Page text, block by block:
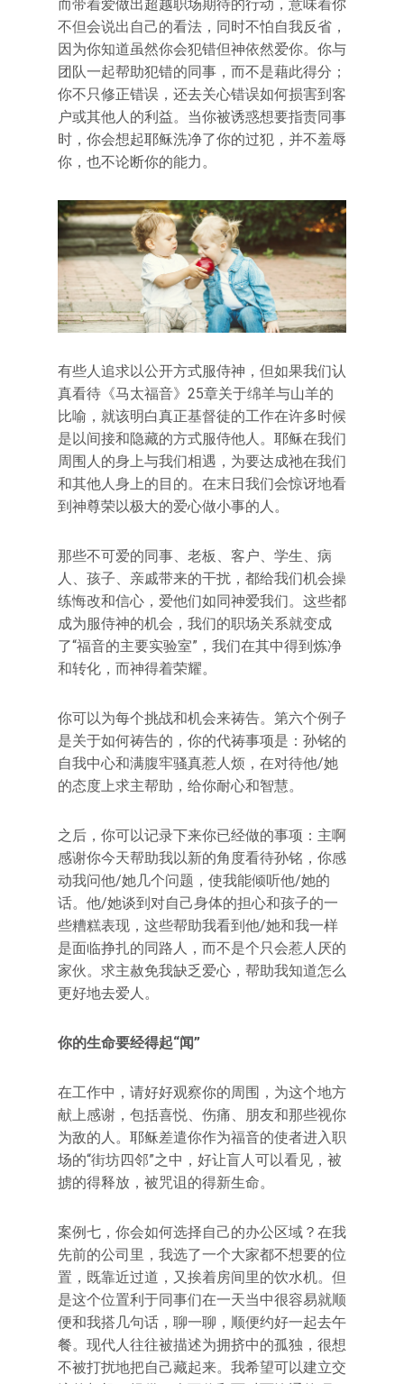
而带着爱做出超越职场期待的行动，意味着你
不但会说出自己的看法，同时不怕自我反省，
因为你知道虽然你会犯错但神依然爱你。你与
团队一起帮助犯错的同事，而不是藉此得分；
你不只修正错误，还去关心错误如何损害到客
户或其他人的利益。当你被诱惑想要指责同事
时，你会想起耶稣洗净了你的过犯，并不羞辱
你，也不论断你的能力。
有些人追求以公开方式服侍神，但如果我们认
真看待《马太福音》25章关于绵羊与山羊的
比喻，就该明白真正基督徒的工作在许多时候
是以间接和隐藏的方式服侍他人。耶稣在我们
周围人的身上与我们相遇，为要达成祂在我们
和其他人身上的目的。在末日我们会惊讶地看
到神尊荣以极大的爱心做小事的人。
那些不可爱的同事、老板、客户、学生、病
人、孩子、亲戚带来的干扰，都给我们机会操
练悔改和信心，爱他们如同神爱我们。这些都
成为服侍神的机会，我们的职场关系就变成
了“福音的主要实验室”，我们在其中得到炼净
和转化，而神得着荣耀。
你可以为每个挑战和机会来祷告。第六个例子
是关于如何祷告的，你的代祷事项是：孙铭的
自我中心和满腹牢骚真惹人烦，在对待他/她
的态度上求主帮助，给你耐心和智慧。
之后，你可以记录下来你已经做的事项：主啊
感谢你今天帮助我以新的角度看待孙铭，你感
动我问他/她几个问题，使我能倾听他/她的
话。他/她谈到对自己身体的担心和孩子的一
些糟糕表现，这些帮助我看到他/她和我一样
是面临挣扎的同路人，而不是个只会惹人厌的
家伙。求主赦免我缺乏爱心，帮助我知道怎么
更好地去爱人。
你的生命要经得起“闻”
在工作中，请好好观察你的周围，为这个地方
献上感谢，包括喜悦、伤痛、朋友和那些视你
为敌的人。耶稣差遣你作为福音的使者进入职
场的“街坊四邻”之中，好让盲人可以看见，被
掳的得释放，被咒诅的得新生命。
案例七，你会如何选择自己的办公区域？在我
先前的公司里，我选了一个大家都不想要的位
置，既靠近过道，又挨着房间里的饮水机。但
是这个位置利于同事们在一天当中很容易就顺
便和我搭几句话，聊一聊，顺便约好一起去午
餐。现代人往往被描述为拥挤中的孤独，很想
不被打扰地把自己藏起来。我希望可以建立交